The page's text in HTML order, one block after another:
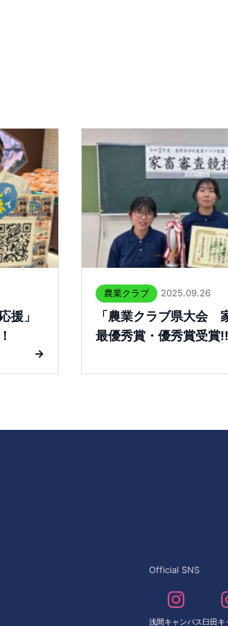
援」
→
農業クラブ 2025.09.26
「農業クラブ県大会
最優秀賞・優秀賞受賞!!
Official SNS
浅間キャンパス臼田キ